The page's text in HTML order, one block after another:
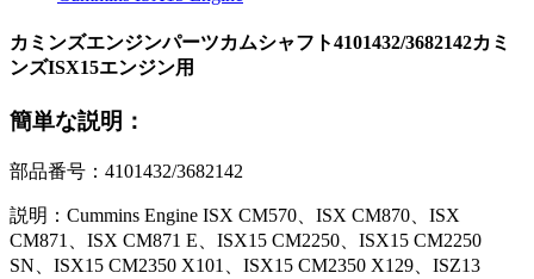
カミンズエンジンパーツカムシャフト4101432/3682142カミ
ンズISX15エンジン用
簡単な説明：
部品番号：4101432/3682142
説明：Cummins Engine ISX CM570、ISX CM870、ISX
CM871、ISX CM871 E、ISX15 CM2250、ISX15 CM2250
SN、ISX15 CM2350 X101、ISX15 CM2350 X129、ISZ13